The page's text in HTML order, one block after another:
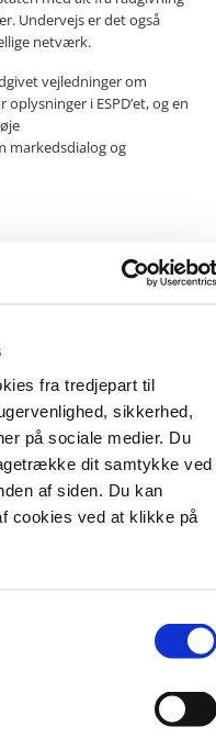
fra tredjepart til
sikkerhed,
på sociale medier. Du
dit samtykke ved
af siden. Du kan
cookies ved at klikke på
Undervejs er det også
netværk.
vejledninger om
i ESPD’et, og en
markedsdialog og
række digitale skabeloner,
os til at tage fat på de nye
på engelsk.
række guides og
og udbud. De første
og om
eller følger os på